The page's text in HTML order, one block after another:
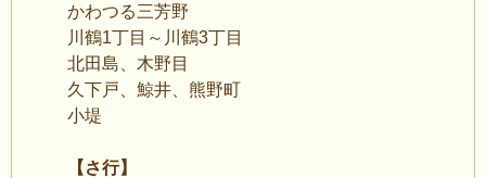
かわつる三芳野
川鶴1丁目～川鶴3丁目
北田島、木野目
久下戸、鯨井、熊野町
小堤
【さ行】